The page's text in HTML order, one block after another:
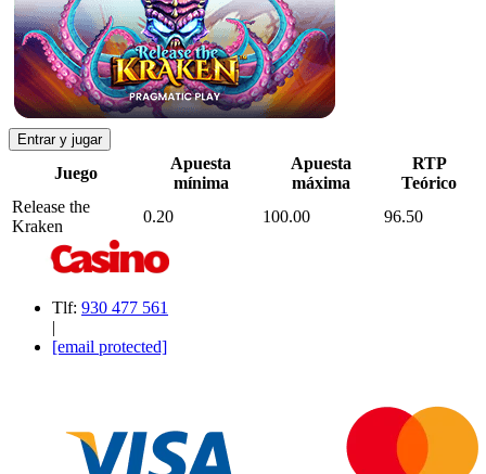
Entrar y jugar
Juego
Apuesta
mínima
Apuesta
máxima
RTP
Teórico
Release the
Kraken
0.20 100.00 96.50
Tlf: 930 477 561
|
[email protected]